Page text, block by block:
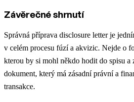
Závěrečné shrnutí
Správná příprava disclosure letter je
v celém procesu fúzí a akvizic. Nejde o
kterou by si mohl někdo hodit do spisu a
dokument, který má zásadní právní a
transakce.